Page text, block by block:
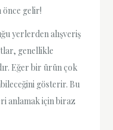
önce gelir!
yerlerden alışveriş
genellikle
Eğer bir ürün çok
gösterir. Bu
anlamak için biraz